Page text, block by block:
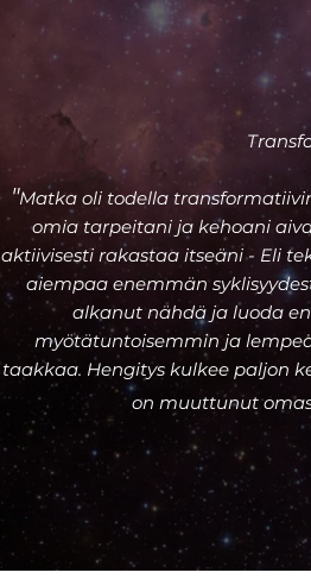
"​Matka oli todella
omia tarpeitani ja kehoani
aktiivisesti rakastaa itseäni - Eli
aiempaa enemmän
alkanut nähdä ja luoda
myötätuntoisemmin ja
taakkaa. Hengitys kulkee paljon
on muuttunut